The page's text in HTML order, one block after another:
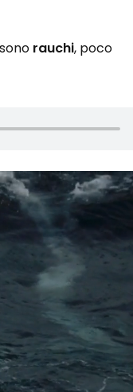
rauchi, poco